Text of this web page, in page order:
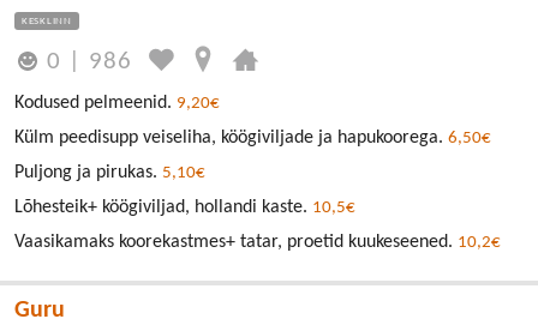
KESKLINN
0 986
Kodused pelmeenid. 9,20€
Külm peedisupp veiseliha, köögiviljade ja hapukoorega. 6,50€
Puljong ja pirukas. 5,10€
Lõhesteik+ köögiviljad, hollandi kaste. 10,5€
Vaasikamaks koorekastmes+ tatar, proetid kuukeseened. 10,2€
Guru